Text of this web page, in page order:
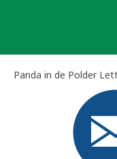
Panda in de Polder